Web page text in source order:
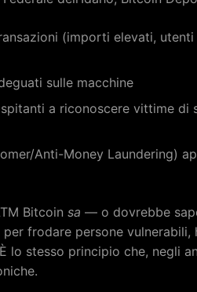
(importi elevati, utenti
sulle macchine
a riconoscere vittime di
Anti-Money Laundering)
Bitcoin sa — o dovrebbe
frodare persone vulnerabili,
stesso principio che, negli